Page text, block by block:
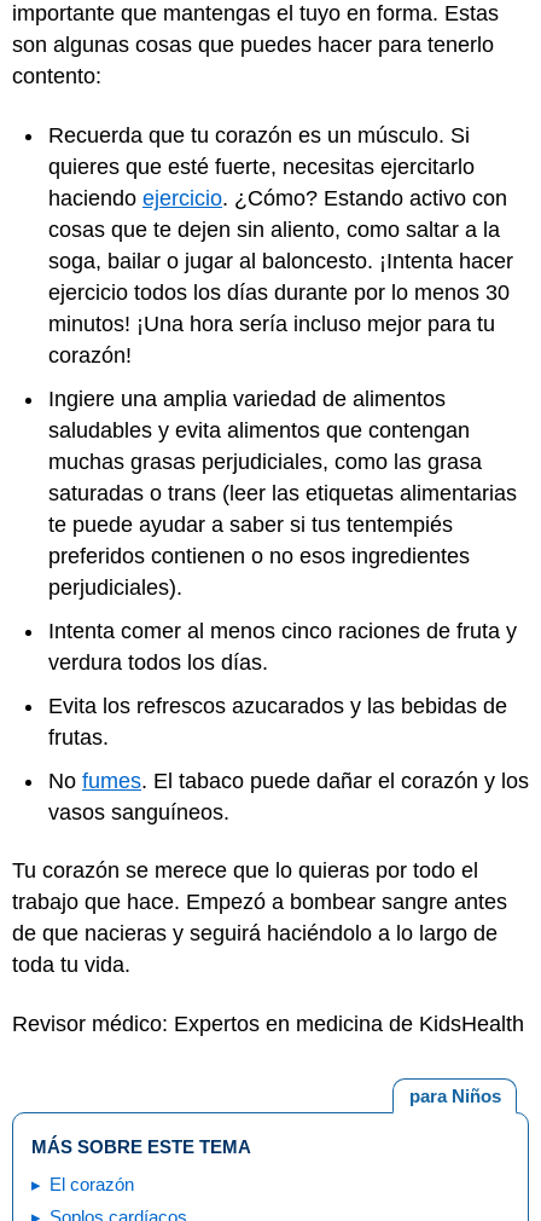
importante que mantengas el tuyo en forma. Estas
son algunas cosas que puedes hacer para tenerlo
contento:
Recuerda que tu corazón es un músculo. Si
quieres que esté fuerte, necesitas ejercitarlo
haciendo ejercicio. ¿Cómo? Estando activo con
cosas que te dejen sin aliento, como saltar a la
soga, bailar o jugar al baloncesto. ¡Intenta hacer
ejercicio todos los días durante por lo menos 30
minutos! ¡Una hora sería incluso mejor para tu
corazón!
Ingiere una amplia variedad de alimentos
saludables y evita alimentos que contengan
muchas grasas perjudiciales, como las grasa
saturadas o trans (leer las etiquetas alimentarias
te puede ayudar a saber si tus tentempiés
preferidos contienen o no esos ingredientes
perjudiciales).
Intenta comer al menos cinco raciones de fruta y
verdura todos los días.
Evita los refrescos azucarados y las bebidas de
frutas.
No fumes. El tabaco puede dañar el corazón y los
vasos sanguíneos.
Tu corazón se merece que lo quieras por todo el
trabajo que hace. Empezó a bombear sangre antes
de que nacieras y seguirá haciéndolo a lo largo de
toda tu vida.
Revisor médico: Expertos en medicina de KidsHealth
para Niños
MÁS SOBRE ESTE TEMA
El corazón
Soplos cardíacos